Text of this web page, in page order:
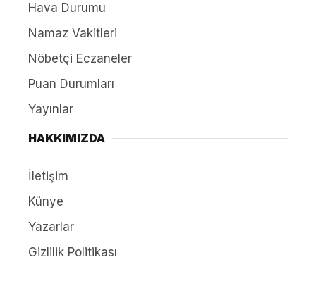
Hava Durumu
Namaz Vakitleri
Nöbetçi Eczaneler
Puan Durumları
Yayınlar
HAKKIMIZDA
İletişim
Künye
Yazarlar
Gizlilik Politikası